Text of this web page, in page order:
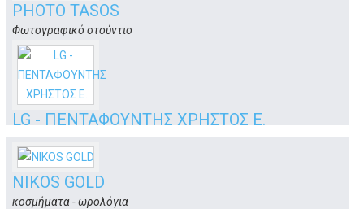
PHOTO TASOS
Φωτογραφικό στούντιo
Φιλήμωνος 21
Κως
LG - ΠΕΝΤΑΦΟΥΝΤΗΣ ΧΡΗΣΤΟΣ Ε.
Μεγάλου Αλεξάνδρου 33
Κως
NIKOS GOLD
κοσμήματα - ωρολόγια